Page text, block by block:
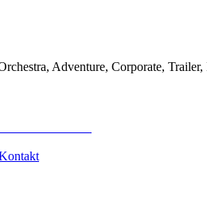
Adventure, Corporate,